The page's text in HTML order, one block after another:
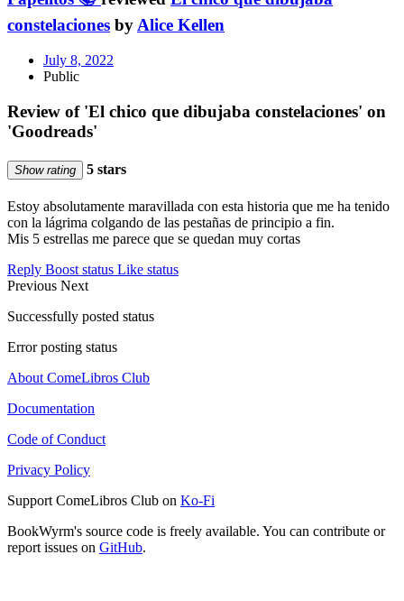
constelaciones byAlice Kellen
July 8, 2022
Public
Review of 'El chico que dibujaba constelaciones' on
'Goodreads'
Show rating 5 stars
Estoy absolutamente maravillada con esta historia que me ha tenido
con la lágrima colgando de las pestañas de principio a fin.
Mis 5 estrellas me parece que se quedan muy cortas
Reply Boost status Like status
Previous Next
Successfully posted status
Error posting status
About ComeLibros Club
Documentation
Code of Conduct
Privacy Policy
Support ComeLibros Club on Ko-Fi
BookWyrm's source code is freely available. You can contribute or
report issues on GitHub.